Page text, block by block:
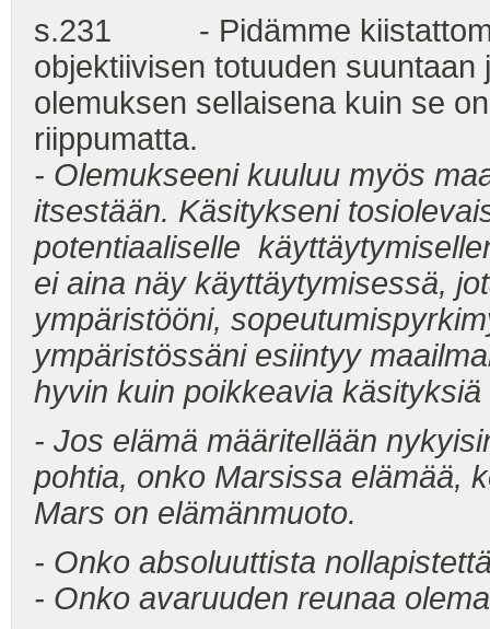
s.231 - Pidämme
objektiivisen totuuden
olemuksen sellaisena kuin se
riippumatta.
- Olemukseeni kuuluu myös
itsestään. Käsitykseni
potentiaaliselle
ei aina näy käyttäytymisessä,
ympäristööni,
ympäristössäni esiintyy
hyvin kuin poikkeavia käsityksiä
- Jos elämä määritellään
pohtia, onko Marsissa elämää,
Mars on elämänmuoto.
- Onko absoluuttista
- Onko avaruuden reunaa